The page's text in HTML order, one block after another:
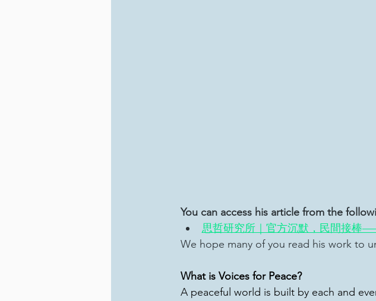
You can access his article from the
思哲研究所｜官方沉默，民間接棒
We hope many of you read his work to
What is Voices for Peace?
A peaceful world is built by each and